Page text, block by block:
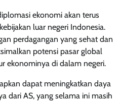
ekonomi akan terus
luar negeri Indonesia.
perdagangan yang sehat dan
potensi pasar global
ekonominya di dalam negeri.
dapat meningkatkan daya
dari AS, yang selama ini masih